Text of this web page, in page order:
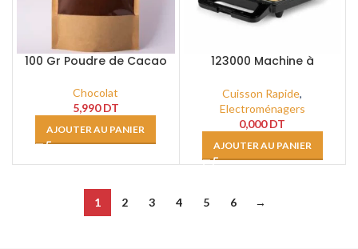
100 Gr Poudre de Cacao
Chocolat
5,990DT
AJOUTER AU PANIER
123000 Machine à
Cuisson Rapide,
Electroménagers
0,000DT
AJOUTER AU PANIER
1 2 3 4 5 6 →